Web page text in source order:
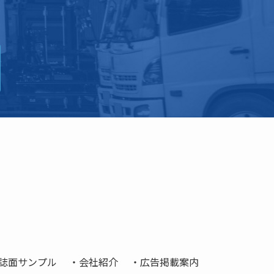
面サンプル 会社紹介 広告掲載案内